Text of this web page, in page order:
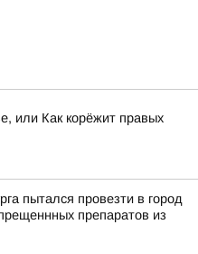
или Как корёжит правых
пытался провезти в город
препаратов из